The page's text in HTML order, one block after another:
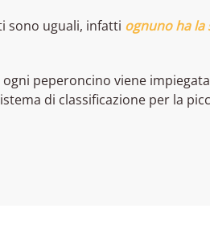
sono uguali, infatti ognuno ha la
peperoncino viene
di classificazione per la